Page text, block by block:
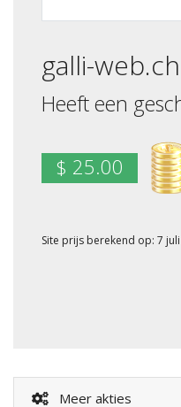
galli-web.ch
Heeft een
$ 25.00
Site prijs berekend op: 7
Meer akties